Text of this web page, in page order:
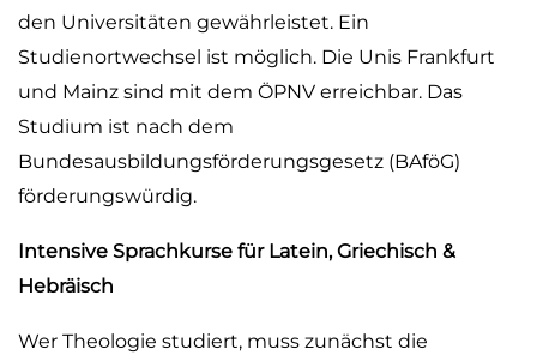
den Universitäten gewährleistet. Ein
Studienortwechsel ist möglich. Die Unis Frankfurt
und Mainz sind mit dem ÖPNV erreichbar. Das
Studium ist nach dem
Bundesausbildungsförderungsgesetz (BAföG)
förderungswürdig.
Intensive Sprachkurse für Latein, Griechisch &
Hebräisch
Wer Theologie studiert, muss zunächst die